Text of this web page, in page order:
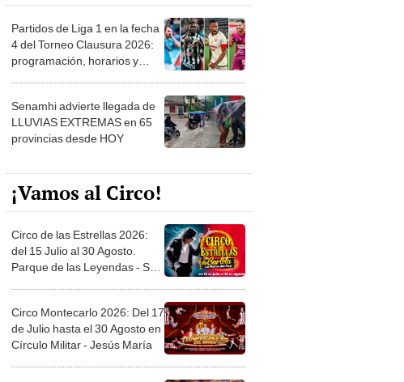
Partidos de Liga 1 en la fecha
4 del Torneo Clausura 2026:
programación, horarios y
Senamhi advierte llegada de
LLUVIAS EXTREMAS en 65
provincias desde HOY
¡Vamos al Circo!
Circo de las Estrellas 2026:
del 15 Julio al 30 Agosto.
Parque de las Leyendas - San
Circo Montecarlo 2026: Del 17
de Julio hasta el 30 Agosto en
Círculo Militar - Jesús María